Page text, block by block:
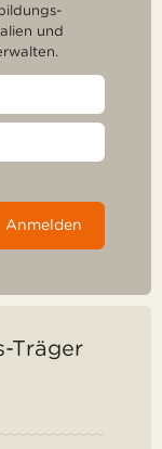
und
Anmelden
Träger